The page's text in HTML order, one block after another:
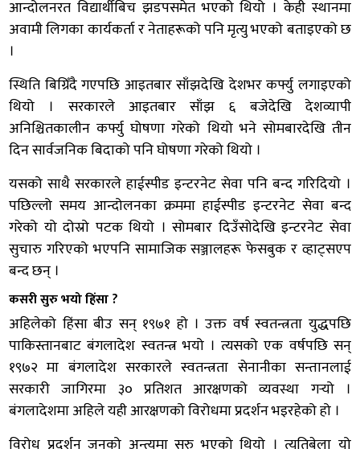
आन्दोलनरत विद्यार्थीबिच झडपसमेत भएको थियो । केही स्थानमा
अवामी लिगका कार्यकर्ता र नेताहरूको पनि मृत्यु भएको बताइएको छ
।
स्थिति बिग्रिँदै गएपछि आइतबार साँझदेखि देशभर कर्फ्यु लगाइएको
थियो । सरकारले आइतबार साँझ ६ बजेदेखि देशव्यापी
अनिश्चितकालीन कर्फ्यु घोषणा गरेको थियो भने सोमबारदेखि तीन
दिन सार्वजनिक बिदाको पनि घोषणा गरेको थियो ।
यसको साथै सरकारले हाईस्पीड इन्टरनेट सेवा पनि बन्द गरिदियो ।
पछिल्लो समय आन्दोलनका क्रममा हाईस्पीड इन्टरनेट सेवा बन्द
गरेको यो दोस्रो पटक थियो । सोमबार दिउँसोदेखि इन्टरनेट सेवा
सुचारु गरिएको भएपनि सामाजिक सञ्जालहरू फेसबुक र व्हाट्सएप
बन्द छन् ।
कसरी सुरु भयो हिंसा ?
अहिलेको हिंसा बीउ सन् १९७१ हो । उक्त वर्ष स्वतन्त्रता युद्धपछि
पाकिस्तानबाट बंगलादेश स्वतन्त्र भयो । त्यसको एक वर्षपछि सन्
१९७२ मा बंगलादेश सरकारले स्वतन्त्रता सेनानीका सन्तानलाई
सरकारी जागिरमा ३० प्रतिशत आरक्षणको व्यवस्था गर्‍यो ।
बंगलादेशमा अहिले यही आरक्षणको विरोधमा प्रदर्शन भइरहेको हो ।